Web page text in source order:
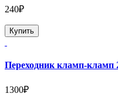
240₽
Купить
Переходник кламп-кламп
1300₽